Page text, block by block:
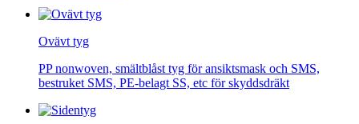
Ovävt tyg
PP nonwoven, smältblåst tyg för ansiktsmask och SMS,
bestruket SMS, PE-belagt SS, etc för skyddsdräkt